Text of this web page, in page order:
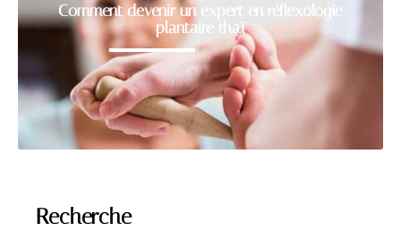
Comment devenir un expert en réflexologie
plantaire thaï
Recherche